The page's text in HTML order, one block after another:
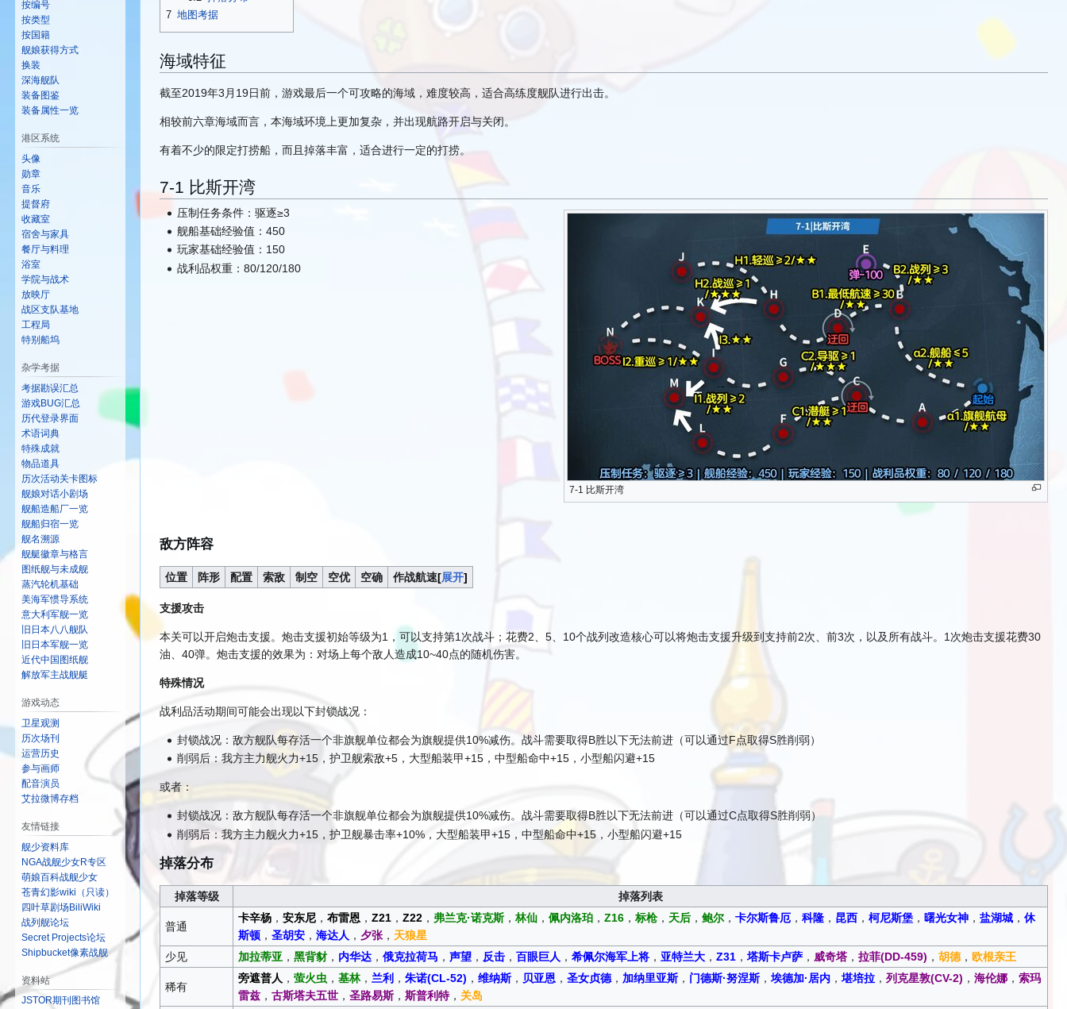
7 地图考据
海域特征
截至2019年3月19日前，游戏最后一个可攻略的海域，难度较高，适合高练度舰队进行出击。
相较前六章海域而言，本海域环境上更加复杂，并出现航路开启与关闭。
有着不少的限定打捞船，而且掉落丰富，适合进行一定的打捞。
7-1 比斯开湾
7-1 比斯开湾
压制任务条件：驱逐≥3
舰船基础经验值：450
玩家基础经验值：150
战利品权重：80/120/180
敌方阵容
位置 阵形 配置 索敌 制空 空优 空确 展开
作战航速
支援攻击
本关可以开启炮击支援。炮击支援初始等级为1，可以支持第1次战斗；花费2、5、10个战列改造核心可以将炮击支援升级到支持前2次、前3次，以及所有战斗。1次炮击支援花费30
油、40弹。炮击支援的效果为：对场上每个敌人造成10~40点的随机伤害。
特殊情况
战利品活动期间可能会出现以下封锁战况：
封锁战况：敌方舰队每存活一个非旗舰单位都会为旗舰提供10%减伤。战斗需要取得B胜以下无法前进（可以通过F点取得S胜削弱）
削弱后：我方主力舰火力+15，护卫舰索敌+5，大型船装甲+15，中型船命中+15，小型船闪避+15
或者：
封锁战况：敌方舰队每存活一个非旗舰单位都会为旗舰提供10%减伤。战斗需要取得B胜以下无法前进（可以通过C点取得S胜削弱）
削弱后：我方主力舰火力+15，护卫舰暴击率+10%，大型船装甲+15，中型船命中+15，小型船闪避+15
掉落分布
掉落等级 掉落列表
普通
卡辛杨， 安东尼， 布雷恩， Z21， Z22， 弗兰克·诺克斯， 林仙， 佩内洛珀， Z16， 标枪， 天后， 鲍尔， 卡尔斯鲁厄， 科隆， 昆西， 柯尼斯堡， 曙光女神， 盐湖城， 休
斯顿， 圣胡安， 海达人 ， 夕张， 天狼星
少见
加拉蒂亚， 黑背豺， 内华达， 俄克拉荷马 ， 声望， 反击， 百眼巨人 ， 希佩尔海军上将， 亚特兰大， Z31， 塔斯卡卢萨， 威奇塔， 拉菲(DD-459) ， 胡德， 欧根亲王
稀有
旁遮普人 ， 萤火虫， 基林， 兰利 ， 朱诺(CL-52) ， 维纳斯， 贝亚恩， 圣女贞德， 加纳里亚斯， 门德斯·努涅斯， 埃德加·居内， 堪培拉， 列克星敦(CV-2) ， 海伦娜， 索玛
雷兹， 古斯塔夫五世， 圣路易斯， 斯普利特， 关岛
按编号
按类型
按国籍
舰娘获得方式
换装
深海舰队
装备图鉴
装备属性一览
港区系统
头像
勋章
音乐
提督府
收藏室
宿舍与家具
餐厅与料理
浴室
学院与战术
放映厅
战区支队基地
工程局
特别船坞
杂学考据
考据勘误汇总
游戏BUG汇总
历代登录界面
术语词典
特殊成就
物品道具
历次活动关卡图标
舰娘对话小剧场
舰船造船厂一览
舰船归宿一览
舰名溯源
舰艇徽章与格言
图纸舰与未成舰
蒸汽轮机基础
美海军惯导系统
意大利军舰一览
旧日本八八舰队
旧日本军舰一览
近代中国图纸舰
解放军主战舰艇
游戏动态
卫星观测
历次场刊
运营历史
参与画师
配音演员
艾拉微博存档
友情链接
舰少资料库
NGA战舰少女R专区
萌娘百科战舰少女
苍青幻影wiki（只读）
四叶草剧场BiliWiki
战列舰论坛
Secret Projects论坛
Shipbucket像素战舰
资料站
JSTOR期刊图书馆